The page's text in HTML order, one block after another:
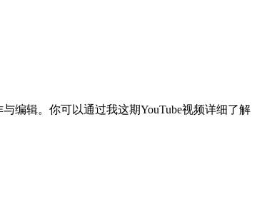
编辑。你可以通过我这期YouTube视频详细了解